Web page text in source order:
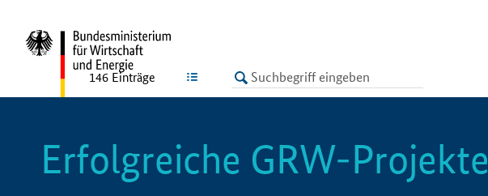
LISTE
146 Einträge
Erfolgreiche GRW-Projekte